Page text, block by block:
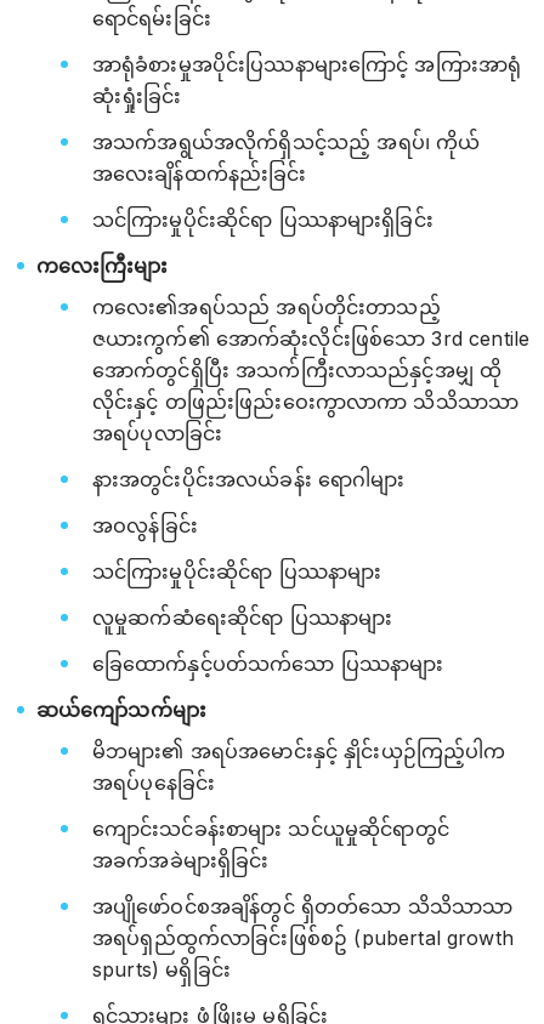
ရောင်ရမ်းခြင်း
အာရုံခံစားမှုအပိုင်းပြဿနာများကြောင့် အကြားအာရုံ
ဆုံးရှုံးခြင်း
အသက်အရွယ်အလိုက်ရှိသင့်သည့် အရပ်၊ ကိုယ်
အလေးချိန်ထက်နည်းခြင်း
သင်ကြားမှုပိုင်းဆိုင်ရာ ပြဿနာများရှိခြင်း
ကလေးကြီးများ
ကလေး၏အရပ်သည် အရပ်တိုင်းတာသည့်
ဇယားကွက်၏ အောက်ဆုံးလိုင်းဖြစ်သော 3rd centile
အောက်တွင်ရှိပြီး အသက်ကြီးလာသည်နှင့်အမျှ ထို
လိုင်းနှင့် တဖြည်းဖြည်းဝေးကွာလာကာ သိသိသာသာ
အရပ်ပုလာခြင်း
နားအတွင်းပိုင်းအလယ်ခန်း ရောဂါများ
အဝလွန်ခြင်း
သင်ကြားမှုပိုင်းဆိုင်ရာ ပြဿနာများ
လူမှုဆက်ဆံရေးဆိုင်ရာ ပြဿနာများ
ခြေထောက်နှင့်ပတ်သက်သော ပြဿနာများ
ဆယ်ကျော်သက်များ
မိဘများ၏ အရပ်အမောင်းနှင့် နှိုင်းယှဉ်ကြည့်ပါက
အရပ်ပုနေခြင်း
ကျောင်းသင်ခန်းစာများ သင်ယူမှုဆိုင်ရာတွင်
အခက်အခဲများရှိခြင်း
အပျိုဖော်ဝင်စအချိန်တွင် ရှိတတ်သော သိသိသာသာ
အရပ်ရှည်ထွက်လာခြင်းဖြစ်စဥ် (pubertal growth
spurts) မရှိခြင်း
ရင်သားများ ဖွံ့ဖြိုးမှု မရှိခြင်း